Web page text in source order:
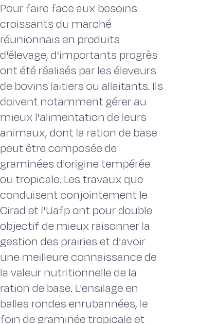
Pour faire face aux besoins
croissants du marché
réunionnais en produits
d'élevage, d'importants progrès
ont été réalisés par les éleveurs
de bovins laitiers ou allaitants. Ils
doivent notamment gérer au
mieux l'alimentation de leurs
animaux, dont la ration de base
peut être composée de
graminées d'origine tempérée
ou tropicale. Les travaux que
conduisent conjointement le
Cirad et l'Uafp ont pour double
objectif de mieux raisonner la
gestion des prairies et d'avoir
une meilleure connaissance de
la valeur nutritionnelle de la
ration de base. L'ensilage en
balles rondes enrubannées, le
foin de graminée tropicale et